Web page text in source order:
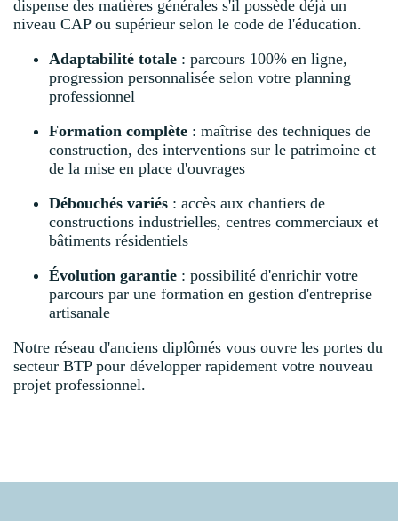
dispense des matières générales s'il possède déjà un
niveau CAP ou supérieur selon le code de l'éducation.
Adaptabilité totale : parcours 100% en ligne,
progression personnalisée selon votre planning
professionnel
Formation complète : maîtrise des techniques de
construction, des interventions sur le patrimoine et
de la mise en place d'ouvrages
Débouchés variés : accès aux chantiers de
constructions industrielles, centres commerciaux et
bâtiments résidentiels
Évolution garantie : possibilité d'enrichir votre
parcours par une formation en gestion d'entreprise
artisanale
Notre réseau d'anciens diplômés vous ouvre les portes du
secteur BTP pour développer rapidement votre nouveau
projet professionnel.